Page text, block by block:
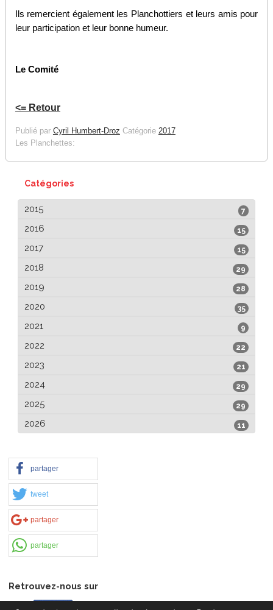
Ils remercient également les Planchottiers et leurs amis pour
leur participation et leur bonne humeur.
Le Comité
<= Retour
Publié par Cyril Humbert-Droz Catégorie 2017
Les Planchettes:
Catégories
7
2015
15
2016
15
2017
29
2018
28
2019
35
2020
9
2021
22
2022
21
2023
29
2024
29
2025
11
2026
partager
tweet
partager
partager
Retrouvez-nous sur